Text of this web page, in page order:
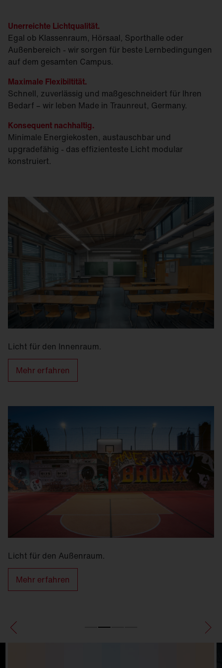
Unerreichte Lichtqualität.
Egal ob Klassenraum, Hörsaal, Sporthalle oder
Außenbereich - wir sorgen für beste Lernbedingungen
auf dem gesamten Campus.
Maximale Flexibiltität.
Schnell, zuverlässig und maßgeschneidert für Ihren
Bedarf – wir leben Made in Traunreut, Germany.
Konsequent nachhaltig.
Minimale Energiekosten, austauschbar und
upgradefähig - das effizienteste Licht modular
konstruiert.
Licht für den Innenraum.
Mehr erfahren
Licht für den Außenraum.
Mehr erfahren